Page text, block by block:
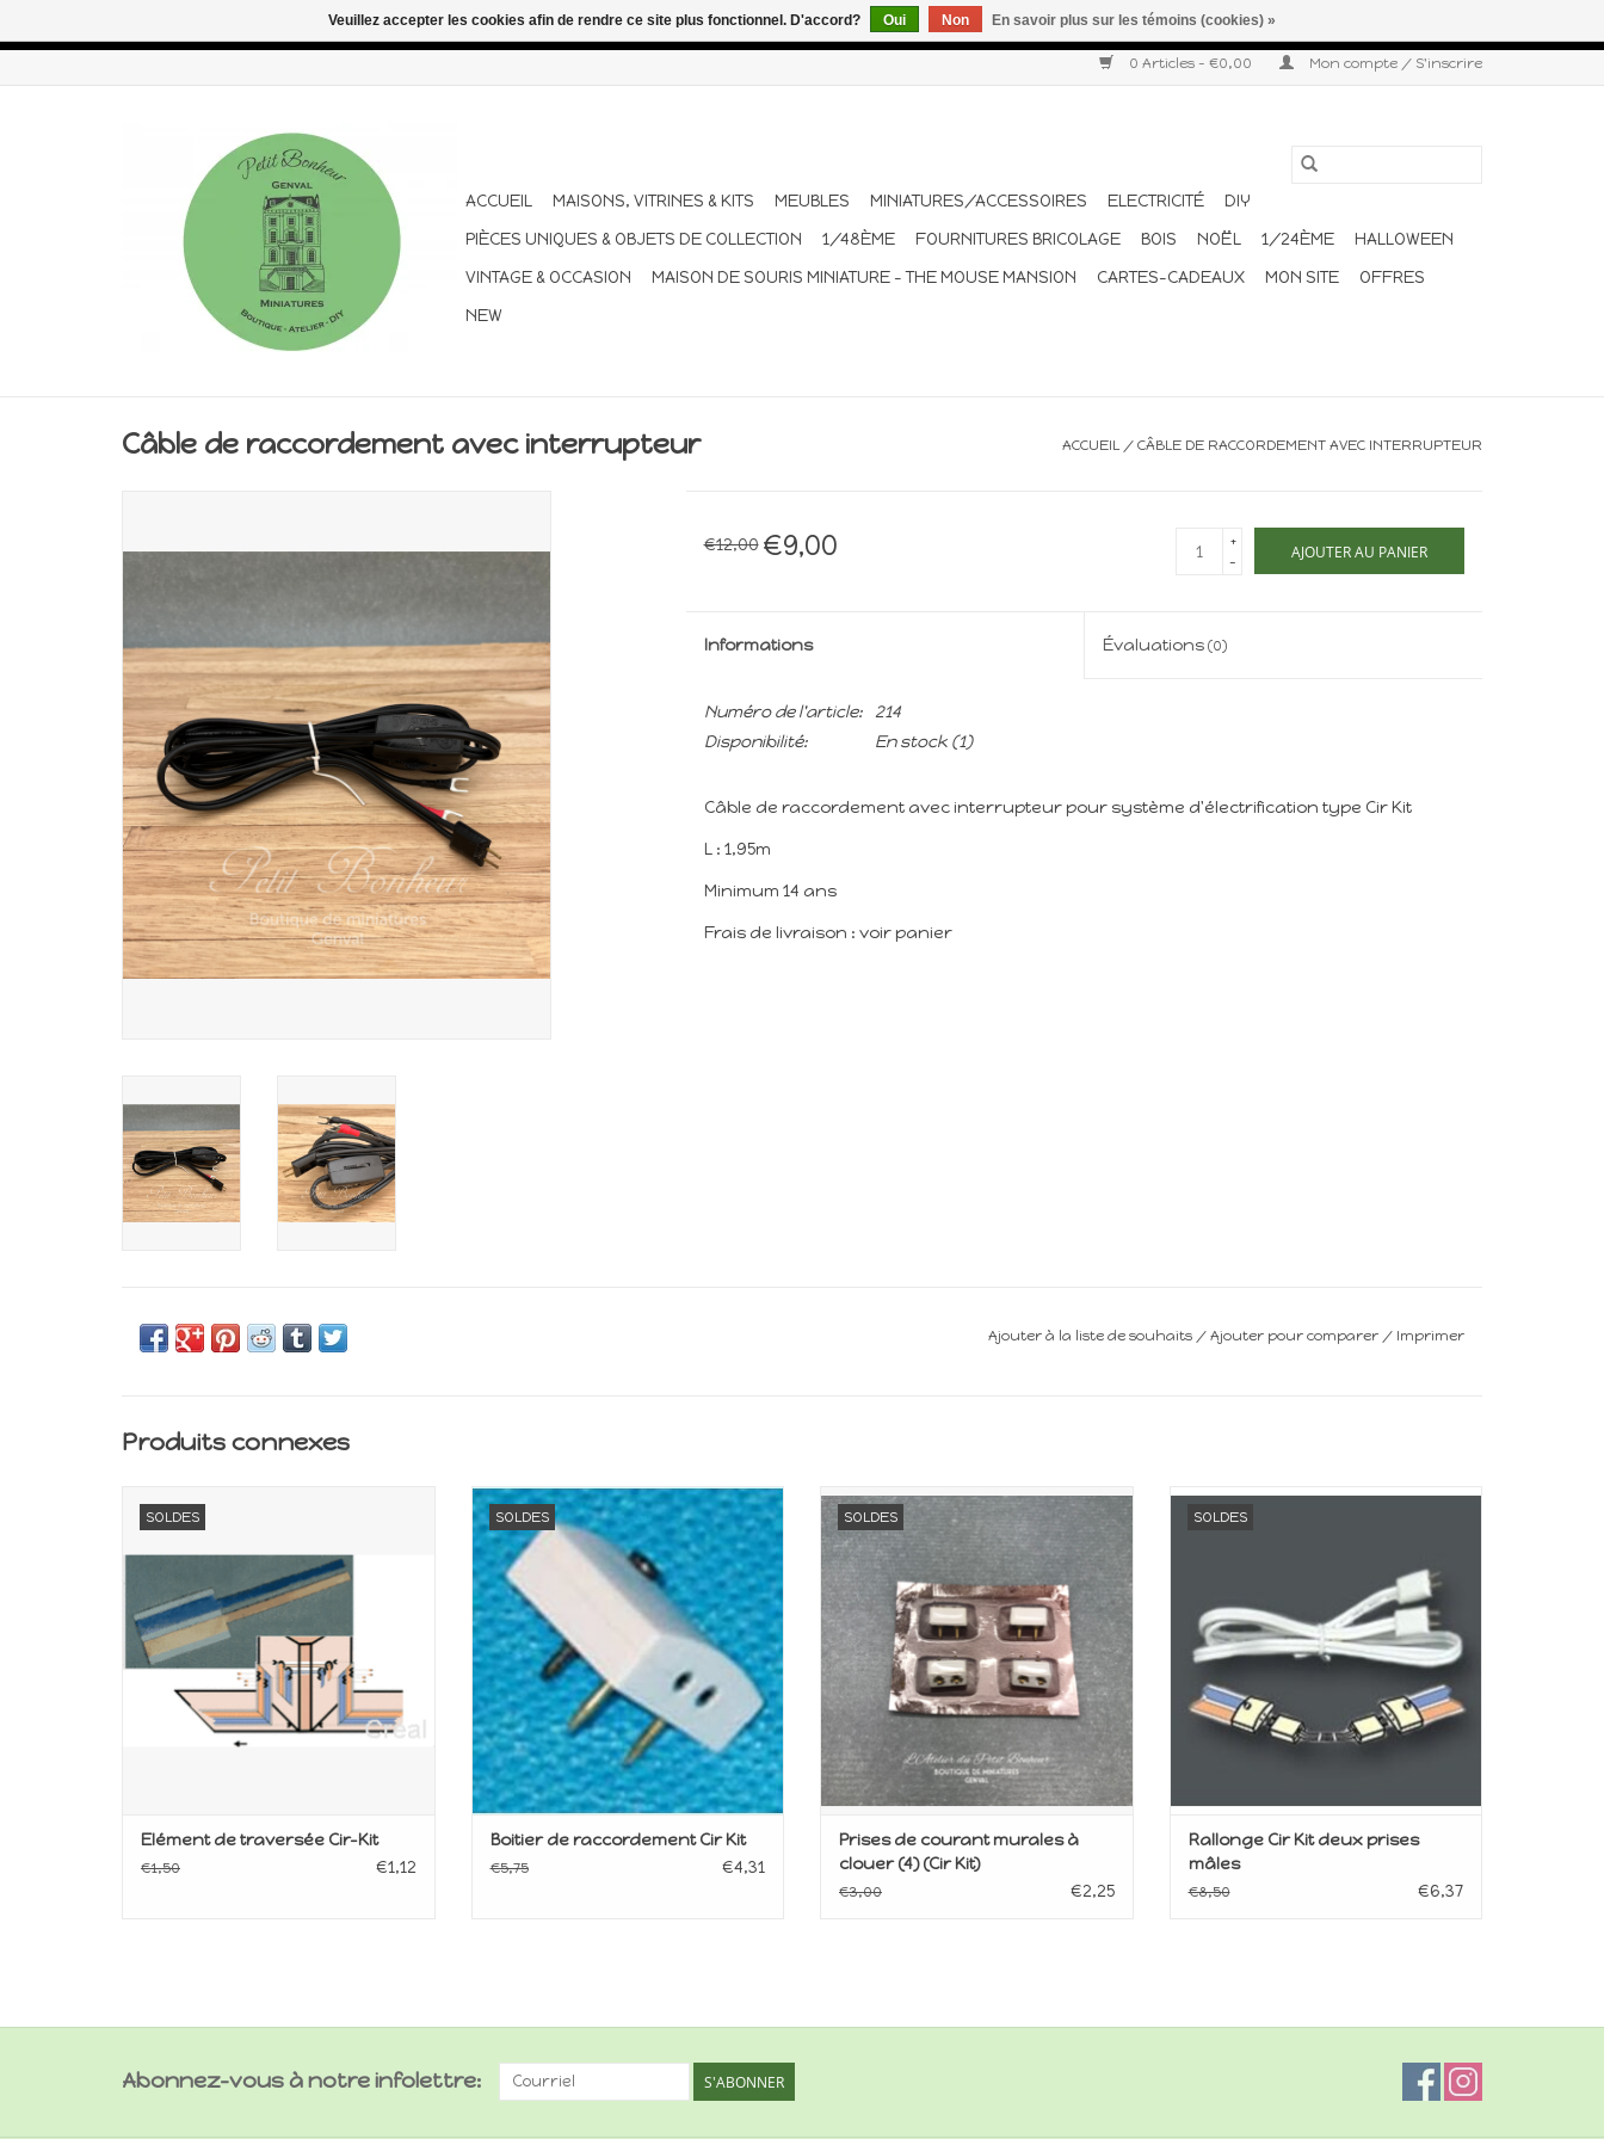
0 Articles - €0,00 Mon compte / S'inscrire
ACCUEIL MAISONS, VITRINES & KITS MEUBLES MINIATURES/ACCESSOIRES ELECTRICITÉ
DIY
PIÈCES UNIQUES & OBJETS DE COLLECTION
1/48ÈME FOURNITURES BRICOLAGE BOIS NOËL 1/24ÈME
HALLOWEEN
VINTAGE & OCCASION
MAISON DE SOURIS MINIATURE - THE MOUSE MANSION CARTES-CADEAUX MON SITE
OFFRES
NEW
Câble de raccordement avec interrupteur ACCUEIL / CÂBLE DE RACCORDEMENT AVEC INTERRUPTEUR
€12,00 €9,00
+
-
AJOUTER AU PANIER
Informations Évaluations(0)
Numéro de l'article:
214
Disponibilité:
En stock(1)
Câble de raccordement avec interrupteur pour système d'électrification type Cir Kit
L : 1,95m
Minimum 14 ans
Frais de livraison : voir panier
Ajouter à la liste de souhaits / Ajouter pour comparer / Imprimer
Produits connexes
SOLDES
AJOUTER AU PANIER
Elément de traversée Cir-Kit
€1,50 €1,12
SOLDES
Matériel électrique 12V pour maison de
poupée
Echelle 1:12
AJOUTER AU PANIER
Boitier de raccordement Cir Kit
€5,75 €4,31
SOLDES
Matériel électrique 12V pour maison de
poupée
Echelle 1:12
AJOUTER AU PANIER
Prises de courant murales à
clouer (4) (Cir Kit)
€3,00 €2,25
SOLDES
Matériel électrique 12V pour maison de
AJOUTER AU PANIER
Rallonge Cir Kit deux prises
mâles
€8,50 €6,37
Abonnez-vous à notre infolettre: S'ABONNER
Veuillez accepter les cookies afin de rendre ce site plus fonctionnel. D'accord? Oui Non En savoir plus sur les témoins (cookies) »
Congés d'été : les commandes continuent d'être expédiées pendant les vacances. Les envois sont effectués une à deux fois par semaine. Merci pour votre compréhension et votre confiance.